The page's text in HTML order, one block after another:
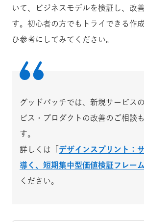
いて、ビジネスモデルを検証し、改
す。初心者の方でもトライできる作
ひ参考にしてみてください。
グッドパッチでは、新規サービス
ビス・プロダクトの改善のご相談
す。
詳しくは「 デザインスプリント：
導く、短期集中型価値検証フレー
ください。